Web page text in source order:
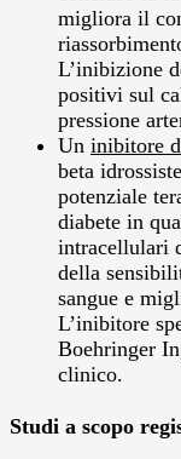
migliora il
L’inibizione
positivi sul
pressione
Un inibitore
beta
potenziale
diabete in
intracellulari
della
sangue e
L’inibitore
Boehringer
clinico.
Studi a scopo